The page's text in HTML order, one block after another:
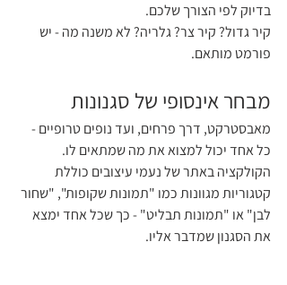
בדיוק לפי הצורך שלכם.
קיר גדול? קיר צר? גלריה? לא משנה מה - יש
פורמט מותאם.
מבחר אינסופי של סגנונות
מאבסטרקט, דרך פרחים, ועד נופים טרופיים -
כל אחד יכול למצוא את מה שמתאים לו.
הקולקציה באתר של נעמי עיצובים כוללת
קטגוריות מגוונות כמו "תמונות שקופות", "שחור
לבן" או "תמונות תבליט" - כך שכל אחד ימצא
את הסגנון שמדבר אליו.